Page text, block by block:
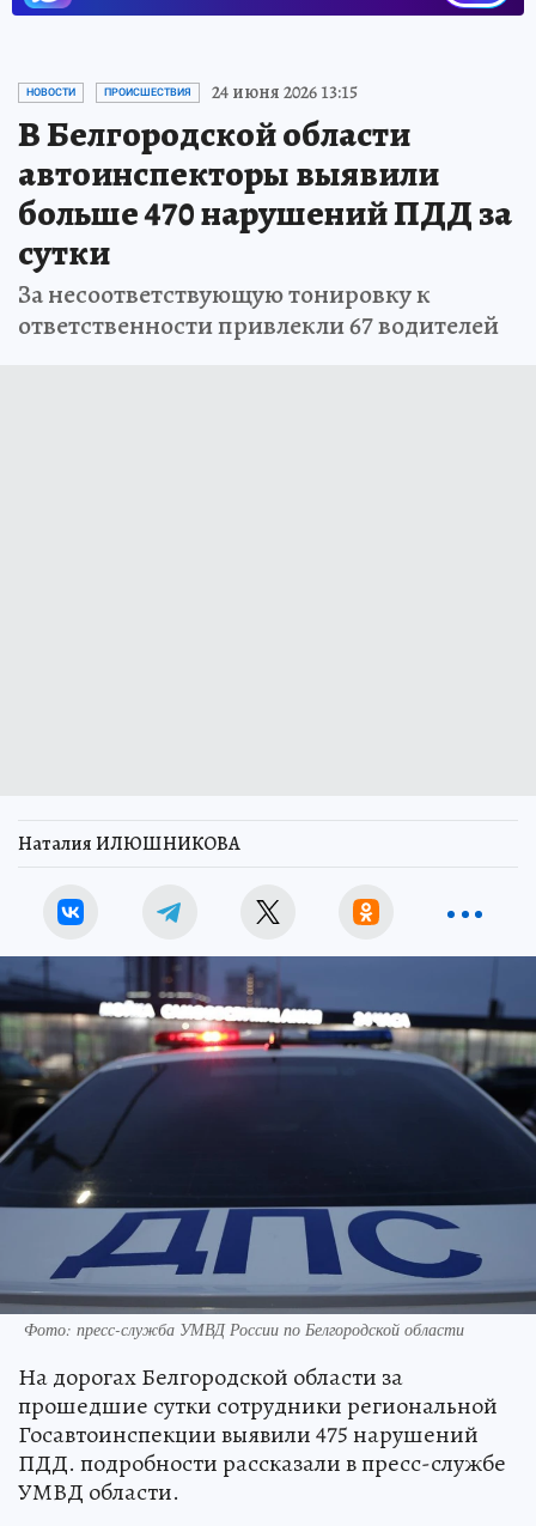
НОВОСТИ ПРОИСШЕСТВИЯ 24 июня 2026 13:15
В Белгородской области
автоинспекторы выявили
больше 470 нарушений ПДД за
сутки
За несоответствующую тонировку к
ответственности привлекли 67 водителей
Наталия ИЛЮШНИКОВА
Фото: пресс-служба УМВД России по Белгородской области
На дорогах Белгородской области за
прошедшие сутки сотрудники региональной
Госавтоинспекции выявили 475 нарушений
ПДД. подробности рассказали в пресс-службе
УМВД области.